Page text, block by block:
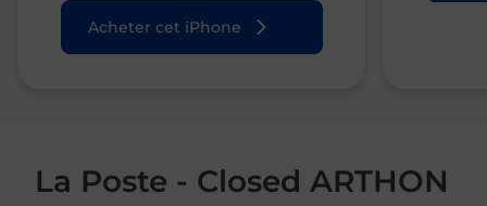
Acheter cet iPhone
La Poste - Closed ARTHON